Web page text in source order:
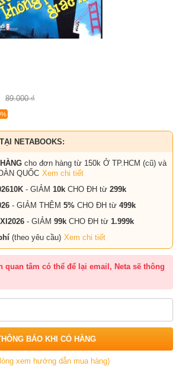
89.000 ₫
NETABOOKS:
cho đơn hàng từ 150k Ở TP.HCM (cũ) và
QUỐC Xem chi tiết
- GIẢM 10k CHO ĐH từ 299k
- GIẢM THÊM 5% CHO ĐH từ 499k
- GIẢM 99k CHO ĐH từ 1.999k
(theo yêu cầu) Xem chi tiết
quan tâm có thể để lại email, Neta sẽ thông
BÁO KHI CÓ HÀNG
xem hướng dẫn mua hàng)